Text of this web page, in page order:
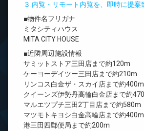
３.内覧・リモート内覧を、即時に提案
■物件名フリガナ
ミタシティハウス
MITA CITY HOUSE
■近隣周辺施設情報
サミットストア三田店まで約120m
ケーヨーデイツー三田店まで約210m
リンコス白金ザ・スカイ店まで約400m
クイーンズ伊勢丹高輪白金店まで約
マルエツプチ三田2丁目店まで約580m
マツモトキヨシ白金高輪店まで約400m
港三田四郵便局まで約200m